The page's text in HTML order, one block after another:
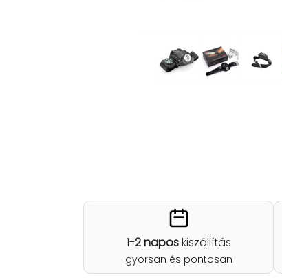
1-2 naposkiszállítás
gyorsan és pontosan